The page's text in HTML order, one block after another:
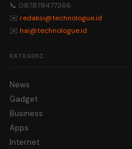
📞 087878477366
✉️ redaksi@technologue.id
✉️ hai@technologue.id
KATEGORI
News
Gadget
Business
Apps
Internet